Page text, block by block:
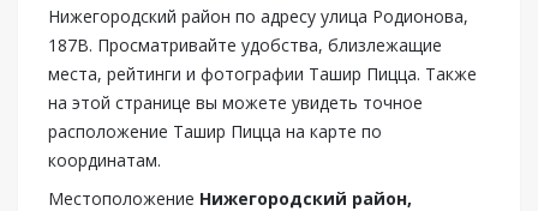
Нижегородский район по адресу улица Родионова,
187В. Просматривайте удобства, близлежащие
места, рейтинги и фотографии Ташир Пицца. Также
на этой странице вы можете увидеть точное
расположение Ташир Пицца на карте по
координатам.
Местоположение Нижегородский район,